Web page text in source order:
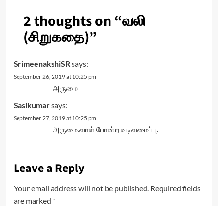
2 thoughts on “வலி
(சிறுகதை)”
SrimeenakshiSRsays:
September 26, 2019 at 10:25 pm
அருமை
Sasikumarsays:
September 27, 2019 at 10:25 pm
அருமை.வாள் போன்ற வடிவமைப்பு.
Leave a Reply
Your email address will not be published. Required fields
are marked *